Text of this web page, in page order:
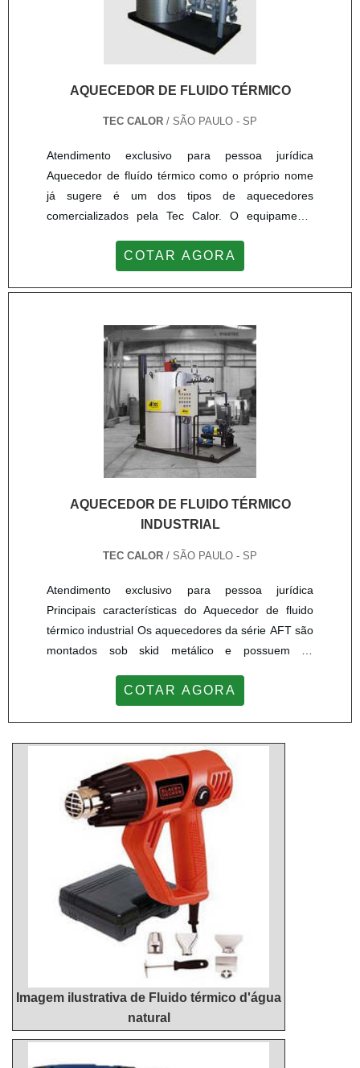
AQUECEDOR DE FLUIDO TÉRMICO
TEC CALOR / SÃO PAULO - SP
Atendimento exclusivo para pessoa jurídica
Aquecedor de fluído térmico como o próprio nome
já sugere é um dos tipos de aquecedores
comercializados pela Tec Calor. O equipamento
combustível. Existem algumas diferenças entre o
ferve o produto; Menor risco de explosão; Pressão
fase, estando sempre na mesma...
COTAR AGORA
AQUECEDOR DE FLUIDO TÉRMICO
INDUSTRIAL
TEC CALOR / SÃO PAULO - SP
Atendimento exclusivo para pessoa jurídica
Principais características do Aquecedor de fluido
térmico industrial Os aquecedores da série AFT são
montados sob skid metálico e possuem os
conforme as normas; - Sistema de ignição
temperatura e bomba de circulação de óleo térmico.
São equipamentos ...
COTAR AGORA
Imagem ilustrativa de Fluido térmico d'água
natural